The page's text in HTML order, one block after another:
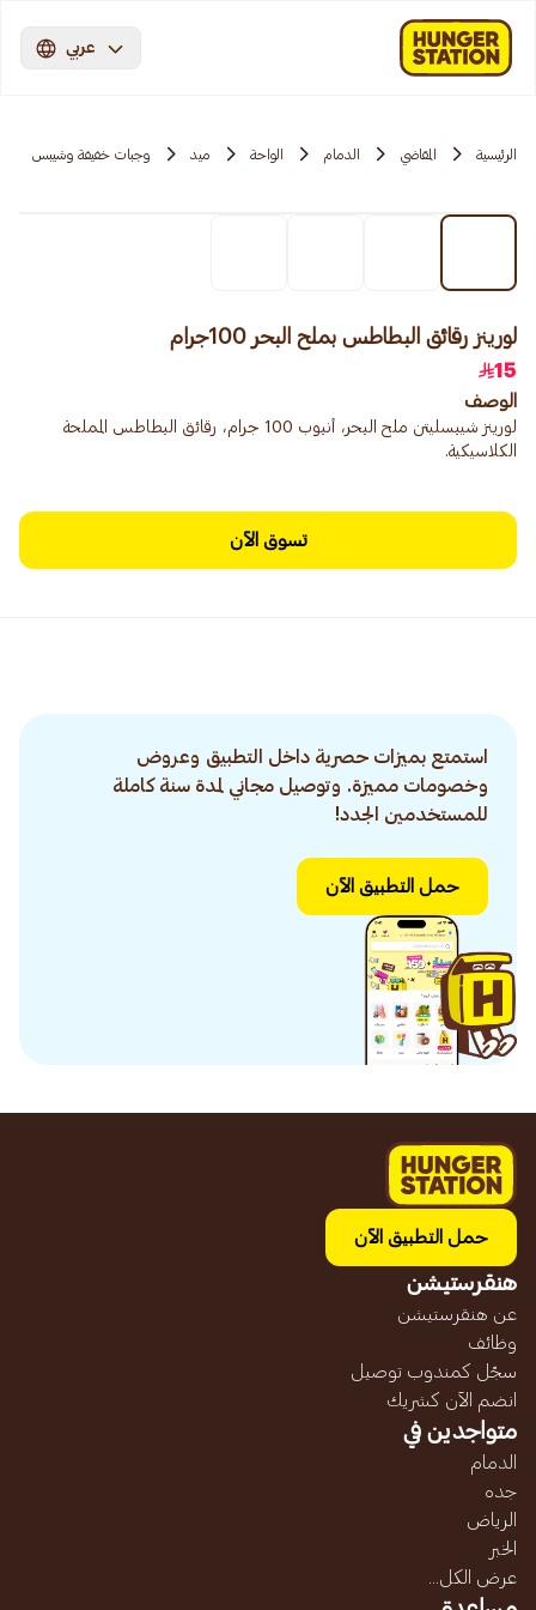
عربي
الرئيسية المقاضي الدمام الواحة ميد وجبات خفيفة وشيبس
لورينز رقائق البطاطس بملح البحر 100جرام
15
الوصف
لورينز شيبسليتن ملح البحر، أنبوب 100 جرام، رقائق البطاطس المملحة
الكلاسيكية.
تسوق الآن
استمتع بميزات حصرية داخل التطبيق وعروض
وخصومات مميزة. وتوصيل مجاني لمدة سنة كاملة
للمستخدمين الجدد!
حمل التطبيق الآن
حمل التطبيق الآن
هنقرستيشن
عن هنقرستيشن
وظائف
سجّل كمندوب توصيل
انضم الآن كشريك
متواجدين في
الدمام
جده
الرياض
الخبر
عرض الكل...